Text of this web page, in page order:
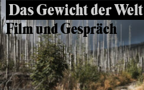
Das Gewicht der Welt
Film und Gespräch